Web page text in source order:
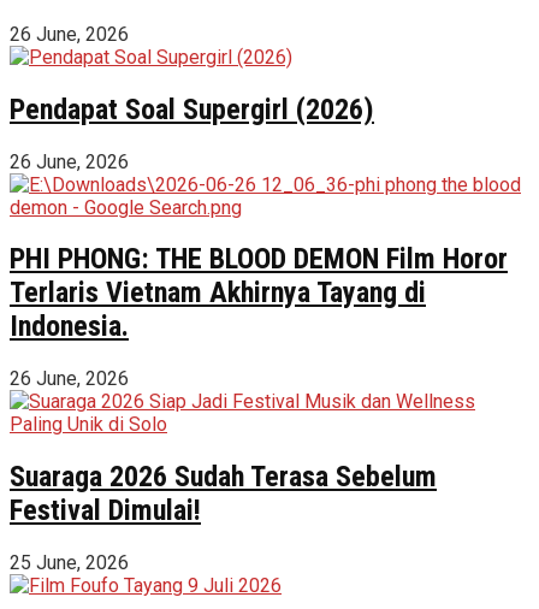
26 June, 2026
Pendapat Soal Supergirl (2026)
26 June, 2026
PHI PHONG: THE BLOOD DEMON Film Horor
Terlaris Vietnam Akhirnya Tayang di
Indonesia.
26 June, 2026
Suaraga 2026 Sudah Terasa Sebelum
Festival Dimulai!
25 June, 2026